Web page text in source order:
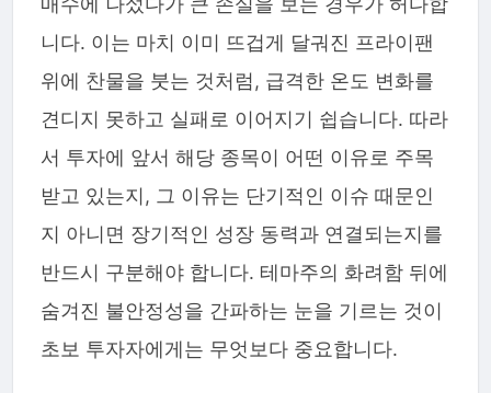
니다. 이는 마치 이미 뜨겁게 달궈진 프라이팬
위에 찬물을 붓는 것처럼, 급격한 온도 변화를
견디지 못하고 실패로 이어지기 쉽습니다. 따라
서 투자에 앞서 해당 종목이 어떤 이유로 주목
받고 있는지, 그 이유는 단기적인 이슈 때문인
지 아니면 장기적인 성장 동력과 연결되는지를
반드시 구분해야 합니다. 테마주의 화려함 뒤에
숨겨진 불안정성을 간파하는 눈을 기르는 것이
초보 투자자에게는 무엇보다 중요합니다.